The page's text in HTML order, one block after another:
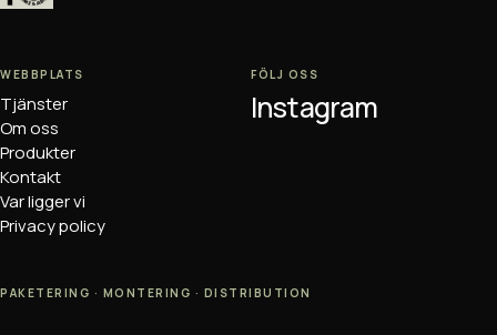
WEBBPLATS
Tjänster
Om oss
Produkter
Kontakt
Var ligger vi
Privacy policy
FÖLJ OSS
Instagram
PAKETERING · MONTERING · DISTRIBUTION